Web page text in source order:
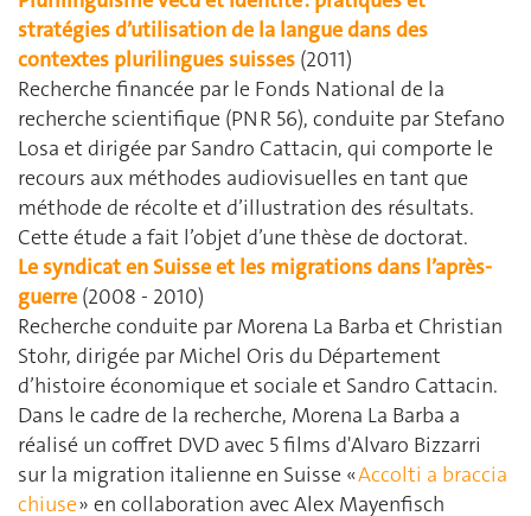
stratégies d’utilisation de la langue dans des
contextes plurilingues suisses (2011)
Recherche financée par le Fonds National de la
recherche scientifique (PNR 56), conduite par Stefano
Losa et dirigée par Sandro Cattacin, qui comporte le
recours aux méthodes audiovisuelles en tant que
méthode de récolte et d’illustration des résultats.
Cette étude a fait l’objet d’une thèse de doctorat.
Le syndicat en Suisse et les migrations dans l’après-
guerre (2008 - 2010)
Recherche conduite par Morena La Barba et Christian
Stohr, dirigée par Michel Oris du Département
d’histoire économique et sociale et Sandro Cattacin.
Dans le cadre de la recherche, Morena La Barba a
réalisé un coffret DVD avec 5 films d'Alvaro Bizzarri
sur la migration italienne en Suisse «Accolti a braccia
chiuse» en collaboration avec Alex Mayenfisch